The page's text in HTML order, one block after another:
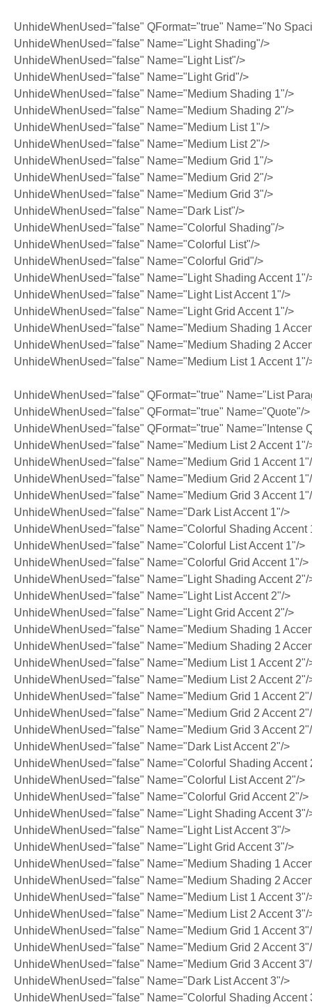
UnhideWhenUsed="false" QFormat="true" Name="No
UnhideWhenUsed="false" Name="Light Shading"/>
UnhideWhenUsed="false" Name="Light List"/>
UnhideWhenUsed="false" Name="Light Grid"/>
UnhideWhenUsed="false" Name="Medium Shading 1"/>
UnhideWhenUsed="false" Name="Medium Shading 2"/>
UnhideWhenUsed="false" Name="Medium List 1"/>
UnhideWhenUsed="false" Name="Medium List 2"/>
UnhideWhenUsed="false" Name="Medium Grid 1"/>
UnhideWhenUsed="false" Name="Medium Grid 2"/>
UnhideWhenUsed="false" Name="Medium Grid 3"/>
UnhideWhenUsed="false" Name="Dark List"/>
UnhideWhenUsed="false" Name="Colorful Shading"/>
UnhideWhenUsed="false" Name="Colorful List"/>
UnhideWhenUsed="false" Name="Colorful Grid"/>
UnhideWhenUsed="false" Name="Light Shading Accent 1"/
UnhideWhenUsed="false" Name="Light List Accent 1"/>
UnhideWhenUsed="false" Name="Light Grid Accent 1"/>
UnhideWhenUsed="false" Name="Medium Shading 1
UnhideWhenUsed="false" Name="Medium Shading 2
UnhideWhenUsed="false" Name="Medium List 1 Accent 1"/
UnhideWhenUsed="false" QFormat="true" Name="List
UnhideWhenUsed="false" QFormat="true" Name="Quote"/>
UnhideWhenUsed="false" QFormat="true" Name="Intense
UnhideWhenUsed="false" Name="Medium List 2 Accent 1"/
UnhideWhenUsed="false" Name="Medium Grid 1 Accent
UnhideWhenUsed="false" Name="Medium Grid 2 Accent
UnhideWhenUsed="false" Name="Medium Grid 3 Accent
UnhideWhenUsed="false" Name="Dark List Accent 1"/>
UnhideWhenUsed="false" Name="Colorful Shading Accent
UnhideWhenUsed="false" Name="Colorful List Accent 1"/>
UnhideWhenUsed="false" Name="Colorful Grid Accent 1"/>
UnhideWhenUsed="false" Name="Light Shading Accent 2"/
UnhideWhenUsed="false" Name="Light List Accent 2"/>
UnhideWhenUsed="false" Name="Light Grid Accent 2"/>
UnhideWhenUsed="false" Name="Medium Shading 1
UnhideWhenUsed="false" Name="Medium Shading 2
UnhideWhenUsed="false" Name="Medium List 1 Accent 2"/
UnhideWhenUsed="false" Name="Medium List 2 Accent 2"/
UnhideWhenUsed="false" Name="Medium Grid 1 Accent
UnhideWhenUsed="false" Name="Medium Grid 2 Accent
UnhideWhenUsed="false" Name="Medium Grid 3 Accent
UnhideWhenUsed="false" Name="Dark List Accent 2"/>
UnhideWhenUsed="false" Name="Colorful Shading Accent
UnhideWhenUsed="false" Name="Colorful List Accent 2"/>
UnhideWhenUsed="false" Name="Colorful Grid Accent 2"/>
UnhideWhenUsed="false" Name="Light Shading Accent 3"/
UnhideWhenUsed="false" Name="Light List Accent 3"/>
UnhideWhenUsed="false" Name="Light Grid Accent 3"/>
UnhideWhenUsed="false" Name="Medium Shading 1
UnhideWhenUsed="false" Name="Medium Shading 2
UnhideWhenUsed="false" Name="Medium List 1 Accent 3"/
UnhideWhenUsed="false" Name="Medium List 2 Accent 3"/
UnhideWhenUsed="false" Name="Medium Grid 1 Accent
UnhideWhenUsed="false" Name="Medium Grid 2 Accent
UnhideWhenUsed="false" Name="Medium Grid 3 Accent
UnhideWhenUsed="false" Name="Dark List Accent 3"/>
UnhideWhenUsed="false" Name="Colorful Shading Accent